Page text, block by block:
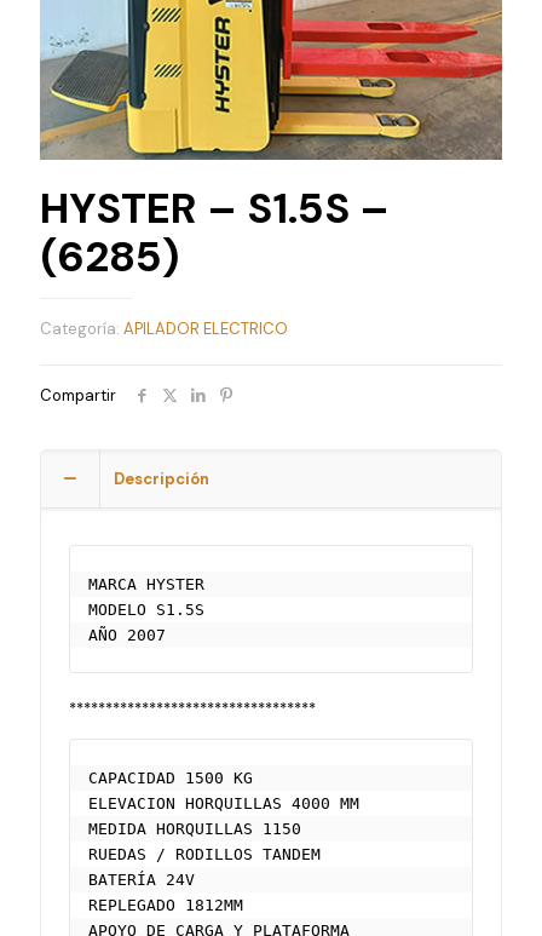
HYSTER – S1.5S –
(6285)
Categoría: APILADOR ELECTRICO
Compartir
Descripción
MARCA HYSTER
MODELO S1.5S
AÑO 2007
**********************************
CAPACIDAD 1500 KG
ELEVACION HORQUILLAS 4000 MM
MEDIDA HORQUILLAS 1150
RUEDAS / RODILLOS TANDEM
BATERÍA 24V
REPLEGADO 1812MM
APOYO DE CARGA Y PLATAFORMA